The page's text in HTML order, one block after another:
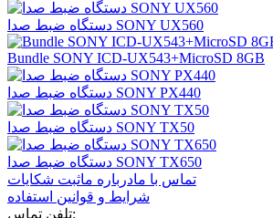
دستگاه ضبط صدا SONY UX560
Bundle SONY ICD-UX543+MicroSD 8GB
دستگاه ضبط صدا SONY PX440
دستگاه ضبط صدا SONY TX50
دستگاه ضبط صدا SONY TX650
تماس با مادرباره ماثبت شکایات
شرايط و قوانین استفاده
تلفن تماس: